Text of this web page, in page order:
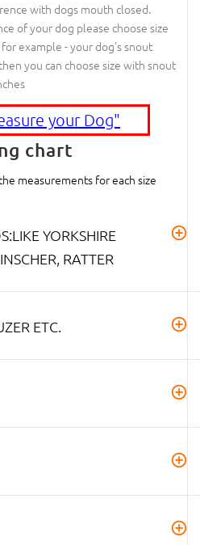
with dogs mouth closed.
of your dog please choose size
example - your dog's snout
you can choose size with snout
your Dog"
chart
measurements for each size
YORKSHIRE
RATTER
ETC.